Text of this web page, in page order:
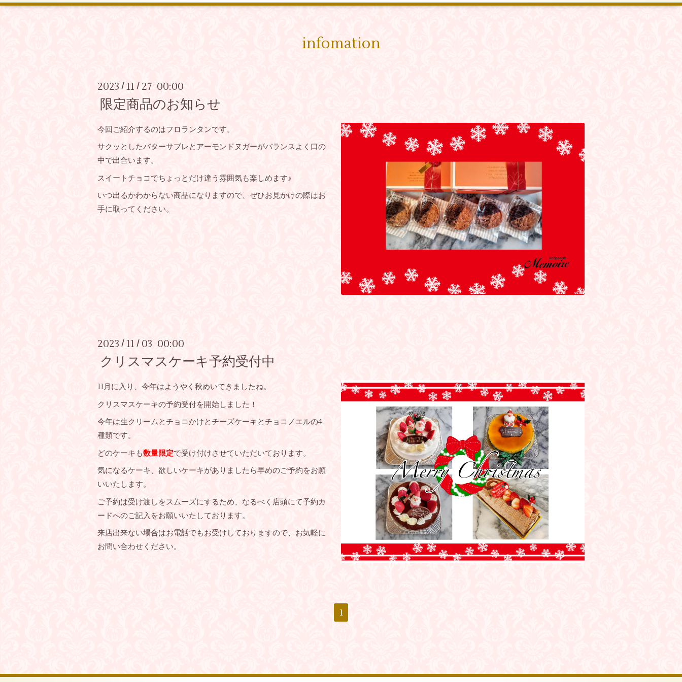
infomation
2023 / 11 / 27 00:00
限定商品のお知らせ
今回ご紹介するのはフロランタンです。
サクッとしたバターサブレとアーモンドヌガーがバランスよく口の
中で出合います。
スイートチョコでちょっとだけ違う雰囲気も楽しめます♪
いつ出るかわからない商品になりますので、ぜひお見かけの際はお
手に取ってください。
2023 / 11 / 03 00:00
クリスマスケーキ予約受付中
11月に入り、今年はようやく秋めいてきましたね。
クリスマスケーキの予約受付を開始しました！
今年は生クリームとチョコかけとチーズケーキとチョコノエルの4
種類です。
どのケーキも数量限定で受け付けさせていただいております。
気になるケーキ、欲しいケーキがありましたら早めのご予約をお願
いいたします。
ご予約は受け渡しをスムーズにするため、なるべく店頭にて予約カ
ードへのご記入をお願いいたしております。
来店出来ない場合はお電話でもお受けしておりますので、お気軽に
お問い合わせください。
1